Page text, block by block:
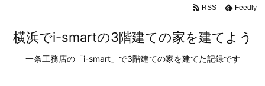
横浜でi-smartの3階建ての家を建てよう
一条工務店の「i-smart」で3階建ての家を建てた記録です
RSS Feedly